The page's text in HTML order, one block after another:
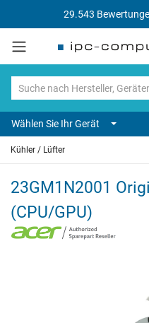
29.543
Wählen Sie Ihr Gerät
Kühler / Lüfter
23GM1N2001
(CPU/GPU)